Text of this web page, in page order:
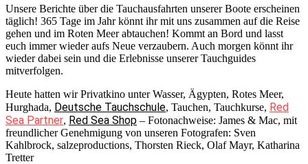
Unsere Berichte über die Tauchausfahrten unserer Boote erscheinen
täglich! 365 Tage im Jahr könnt ihr mit uns zusammen auf die Reise
gehen und im Roten Meer abtauchen! Kommt an Bord und lasst
euch immer wieder aufs Neue verzaubern. Auch morgen könnt ihr
wieder dabei sein und die Erlebnisse unserer Tauchguides
mitverfolgen.
Heute hatten wir Privatkino unter Wasser, Ägypten, Rotes Meer,
Hurghada, Deutsche Tauchschule, Tauchen, Tauchkurse, Red
Sea Partner, Red Sea Shop – Fotonachweise: James & Mac, mit
freundlicher Genehmigung von unseren Fotografen: Sven
Kahlbrock, salzeproductions, Thorsten Rieck, Olaf Mayr, Katharina
Tretter